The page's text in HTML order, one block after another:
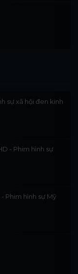
sự xã hội đen kinh
- Phim hình sự
Phim hình sự Mỹ